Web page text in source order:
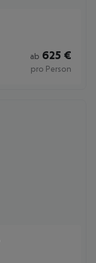
ab 625 €
pro Person